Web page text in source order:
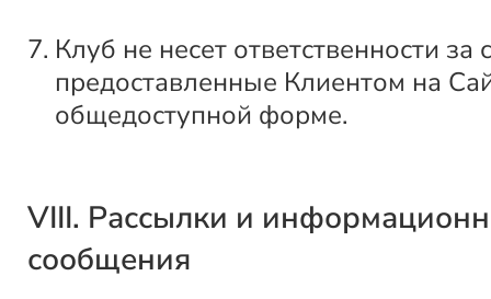
Клуб не несет ответственности за
предоставленные Клиентом на
общедоступной форме.
VIII. Рассылки и
сообщения